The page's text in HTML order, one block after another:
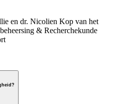
en dr. Nicolien Kop van het
& Recherchekunde